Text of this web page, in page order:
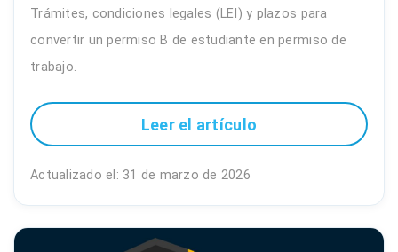
Trámites, condiciones legales (LEI) y plazos para
convertir un permiso B de estudiante en permiso de
trabajo.
Leer el artículo
Actualizado el: 31 de marzo de 2026